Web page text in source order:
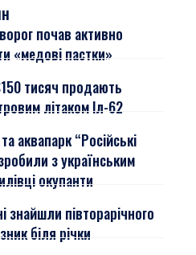
почав активно
«медові пастки»
тисяч продають
літаком Іл-62
аквапарк “Російські
з українським
окупанти
півторарічного
біля річки